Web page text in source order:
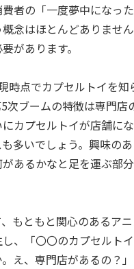
者の「一度夢中になっ
念はほとんどありませ
があります。
時点でカプセルトイを知
次ブームの特徴は専門店
カプセルトイが店舗に
多いでしょう。興味の
あるかなと足を運ぶ部
もともと関心のあるア
、「〇〇のカプセルト
え、専門店があるの？」